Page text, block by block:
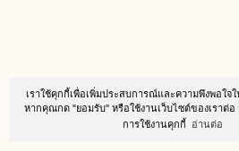
เราใช้คุกกี้เพื่อเพิ่มประสบการณ์และความพึงพอใจ
หากคุณกด "ยอมรับ" หรือใช้งานเว็บไซต์ของเราต่
การใช้งานคุกกี้
อ่านต่อ